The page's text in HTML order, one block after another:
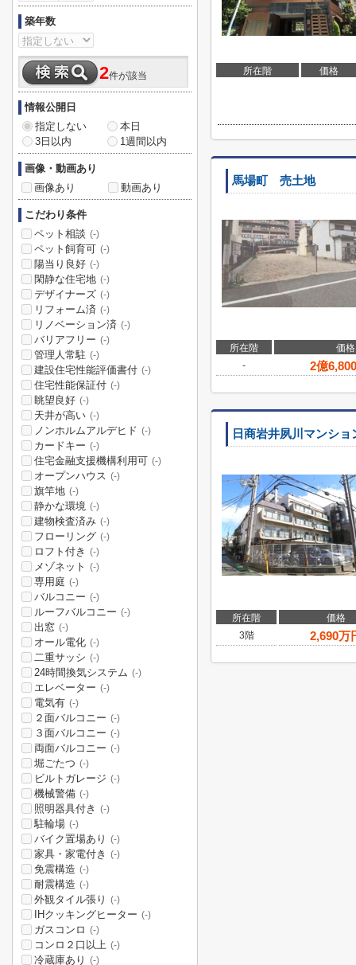
所在階 価格
馬場町 売土地
所在階
価格
-
2億6,800
日商岩井夙川マンショ
所在階
価格
3階
2,690万
築年数
2件が該当
情報公開日
指定しない
本日
3日以内
1週間以内
画像・動画あり
画像あり
動画あり
こだわり条件
ペット相談 (-)
ペット飼育可 (-)
陽当り良好 (-)
閑静な住宅地 (-)
デザイナーズ (-)
リフォーム済 (-)
リノベーション済 (-)
バリアフリー (-)
管理人常駐 (-)
建設住宅性能評価書付 (-)
住宅性能保証付 (-)
眺望良好 (-)
天井が高い (-)
ノンホルムアルデヒド (-)
カードキー (-)
住宅金融支援機構利用可 (-)
オープンハウス (-)
旗竿地 (-)
静かな環境 (-)
建物検査済み (-)
フローリング (-)
ロフト付き (-)
メゾネット (-)
専用庭 (-)
バルコニー (-)
ルーフバルコニー (-)
出窓 (-)
オール電化 (-)
二重サッシ (-)
24時間換気システム (-)
エレベーター (-)
電気有 (-)
２面バルコニー (-)
３面バルコニー (-)
両面バルコニー (-)
堀ごたつ (-)
ビルトガレージ (-)
機械警備 (-)
照明器具付き (-)
駐輪場 (-)
バイク置場あり (-)
家具・家電付き (-)
免震構造 (-)
耐震構造 (-)
外観タイル張り (-)
IHクッキングヒーター (-)
ガスコンロ (-)
コンロ２口以上 (-)
冷蔵庫あり (-)